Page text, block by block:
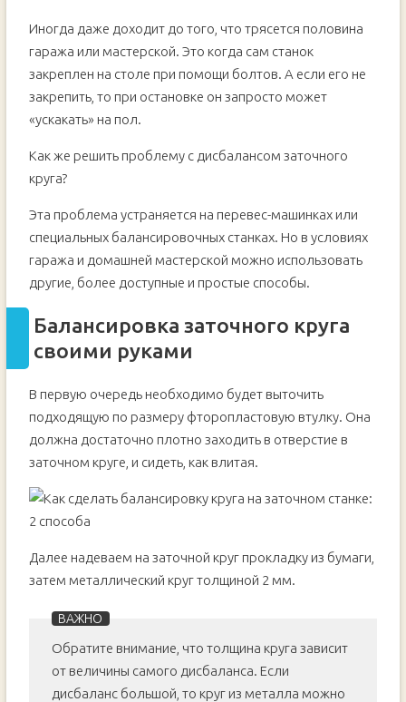
Иногда даже доходит до того, что трясется половина
гаража или мастерской. Это когда сам станок
закреплен на столе при помощи болтов. А если его не
закрепить, то при остановке он запросто может
«ускакать» на пол.
Как же решить проблему с дисбалансом заточного
круга?
Эта проблема устраняется на перевес-машинках или
специальных балансировочных станках. Но в условиях
гаража и домашней мастерской можно использовать
другие, более доступные и простые способы.
Балансировка заточного круга
своими руками
В первую очередь необходимо будет выточить
подходящую по размеру фторопластовую втулку. Она
должна достаточно плотно заходить в отверстие в
заточном круге, и сидеть, как влитая.
Далее надеваем на заточной круг прокладку из бумаги,
затем металлический круг толщиной 2 мм.
Обратите внимание, что толщина круга зависит
от величины самого дисбаланса. Если
дисбаланс большой, то круг из металла можно